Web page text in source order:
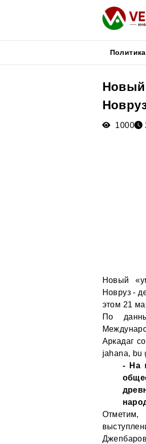
Политика
Новый
1000
Новый
Новруз -
этом 21
По
Аркадаг
jahana, bu
- На
Отметим,